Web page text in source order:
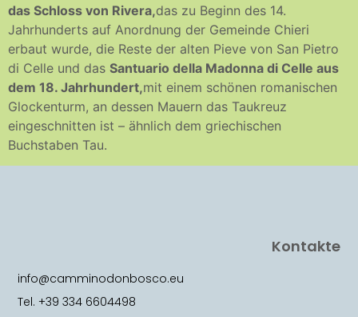
das Schloss von Rivera,das zu Beginn des 14.
Jahrhunderts auf Anordnung der Gemeinde Chieri
erbaut wurde, die Reste der alten Pieve von San Pietro
di Celle und das Santuario della Madonna di Celle aus
dem 18. Jahrhundert,mit einem schönen romanischen
Glockenturm, an dessen Mauern das Taukreuz
eingeschnitten ist – ähnlich dem griechischen
Buchstaben Tau.
Kontakte
info@camminodonbosco.eu
Tel. +39 334 6604498